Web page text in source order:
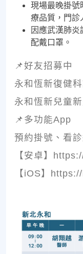
現場最晚掛號
療品質，門診
因應武漢肺炎
配戴口罩。
📌好友招募中
永和恆新復健
永和恆新兒童
📌多功能App
預約掛號、看
【安卓】
【iOS】